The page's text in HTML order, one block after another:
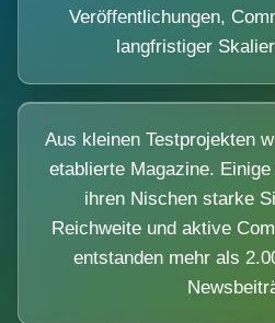
Veröffentlichungen,
langfristiger
Aus kleinen Testprojekten
etablierte Magazine.
ihren Nischen starke
Reichweite und aktive
entstanden mehr als